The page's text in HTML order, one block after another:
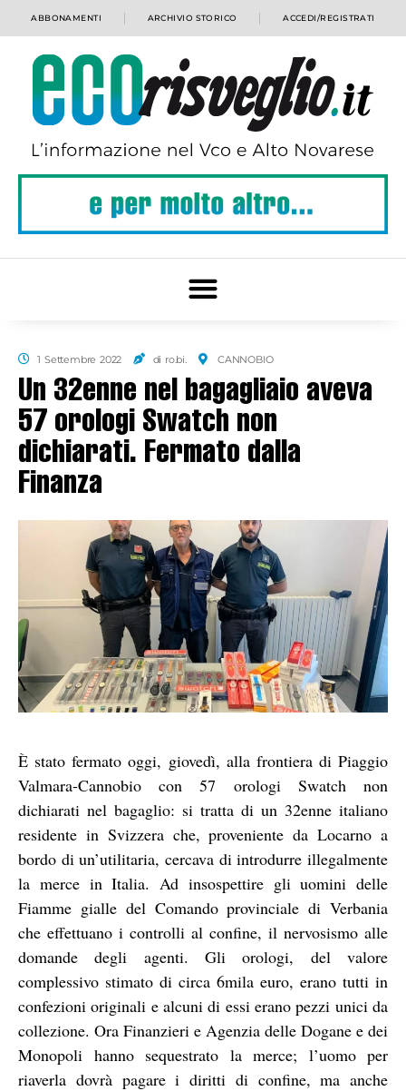
ABBONAMENTI ARCHIVIO STORICO ACCEDI/REGISTRATI
1 Settembre 2022 di ro.bi. CANNOBIO
Un 32enne nel bagagliaio aveva
57 orologi Swatch non
dichiarati. Fermato dalla
Finanza
È stato fermato oggi, giovedì, alla frontiera di Piaggio
Valmara-Cannobio con 57 orologi Swatch non
dichiarati nel bagaglio: si tratta di un 32enne italiano
residente in Svizzera che, proveniente da Locarno a
bordo di un’utilitaria, cercava di introdurre illegalmente
la merce in Italia. Ad insospettire gli uomini delle
Fiamme gialle del Comando provinciale di Verbania
che effettuano i controlli al confine, il nervosismo alle
domande degli agenti. Gli orologi, del valore
complessivo stimato di circa 6mila euro, erano tutti in
confezioni originali e alcuni di essi erano pezzi unici da
collezione. Ora Finanzieri e Agenzia delle Dogane e dei
Monopoli hanno sequestrato la merce; l’uomo per
riaverla dovrà pagare i diritti di confine, ma anche